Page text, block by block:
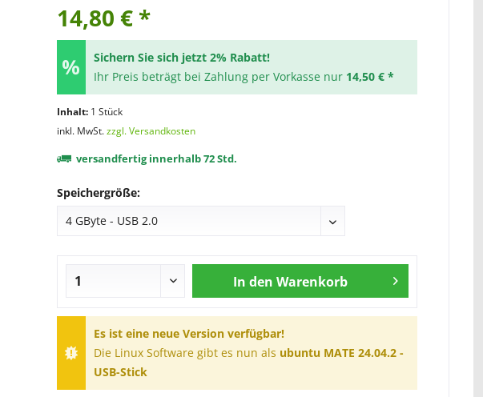
14,80 € *
Sichern Sie sich jetzt 2% Rabatt!
Ihr Preis beträgt bei Zahlung per Vorkasse nur 14,50 € *
Inhalt: 1 Stück
inkl. MwSt.zzgl. Versandkosten
versandfertig innerhalb 72 Std.
Speichergröße:
In den Warenkorb
Es ist eine neue Version verfügbar!
Die Linux Software gibt es nun als ubuntu MATE 24.04.2 -
USB-Stick